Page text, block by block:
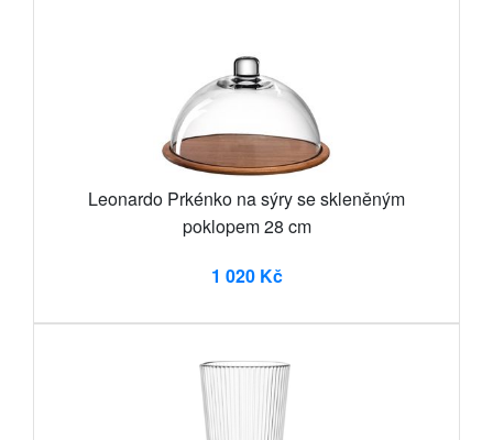
Leonardo Prkénko na sýry se skleněným
poklopem 28 cm
1 020 Kč